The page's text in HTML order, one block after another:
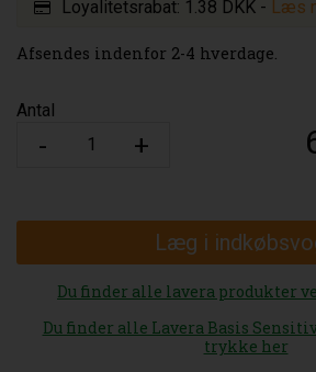
Loyalitetsrabat: 1.38 DKK - Læs
Afsendes indenfor 2-4 hverdage.
Antal
Læg i
Du finder alle lavera produkter
Du finder alle Lavera Basis
trykke her